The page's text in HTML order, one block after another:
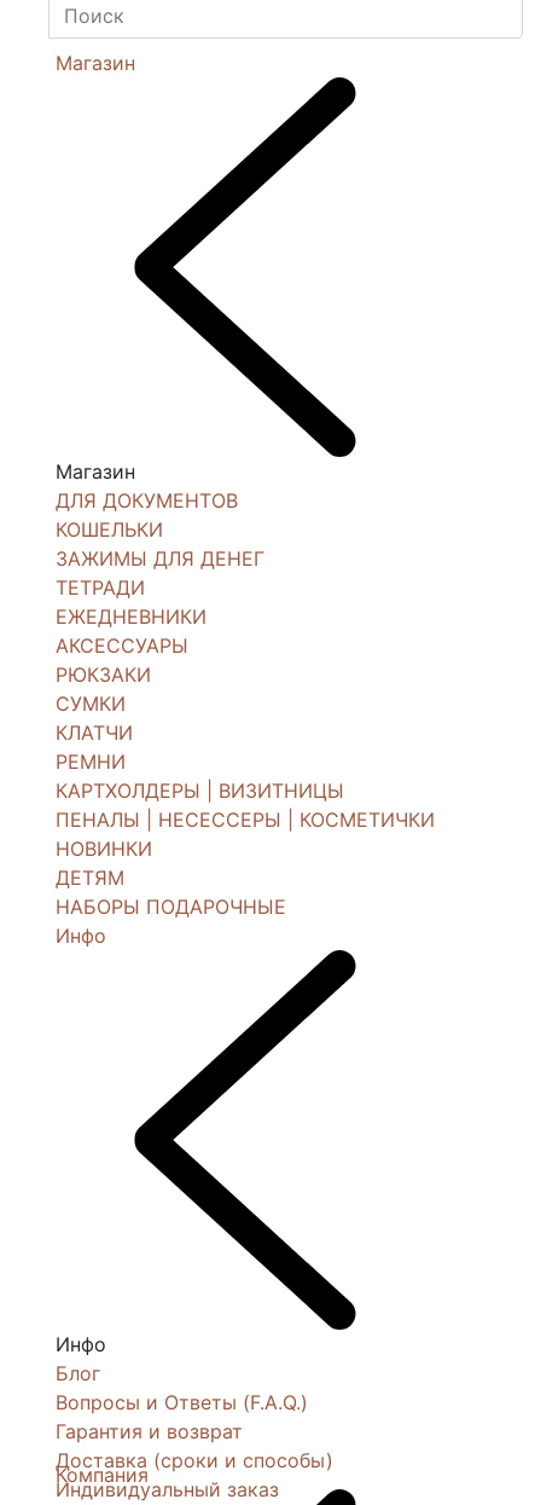
Магазин
Магазин
ДЛЯ ДОКУМЕНТОВ
КОШЕЛЬКИ
ЗАЖИМЫ ДЛЯ ДЕНЕГ
ТЕТРАДИ
ЕЖЕДНЕВНИКИ
АКСЕССУАРЫ
РЮКЗАКИ
СУМКИ
КЛАТЧИ
РЕМНИ
КАРТХОЛДЕРЫ | ВИЗИТНИЦЫ
ПЕНАЛЫ | НЕСЕССЕРЫ | КОСМЕТИЧКИ
НОВИНКИ
ДЕТЯМ
НАБОРЫ ПОДАРОЧНЫЕ
Инфо
Инфо
Блог
Вопросы и Ответы (F.A.Q.)
Гарантия и возврат
Доставка (сроки и способы)
Индивидуальный заказ
Компания